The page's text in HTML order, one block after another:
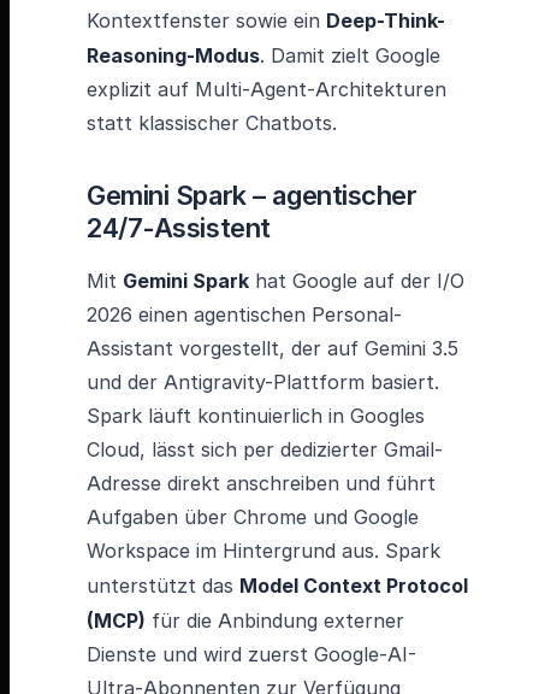
Kontextfenster sowie ein Deep-Think-
Reasoning-Modus. Damit zielt Google
explizit auf Multi-Agent-Architekturen
statt klassischer Chatbots.
Gemini Spark – agentischer
24/7-Assistent
Mit Gemini Spark hat Google auf der I/O
2026 einen agentischen Personal-
Assistant vorgestellt, der auf Gemini 3.5
und der Antigravity-Plattform basiert.
Spark läuft kontinuierlich in Googles
Cloud, lässt sich per dedizierter Gmail-
Adresse direkt anschreiben und führt
Aufgaben über Chrome und Google
Workspace im Hintergrund aus. Spark
unterstützt das Model Context Protocol
(MCP) für die Anbindung externer
Dienste und wird zuerst Google-AI-
Ultra-Abonnenten zur Verfügung